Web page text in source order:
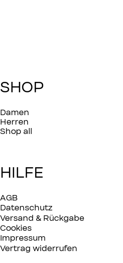
SHOP
Damen
Herren
Shop all
HILFE
AGB
Datenschutz
Versand & Rückgabe
Cookies
Impressum
Vertrag widerrufen